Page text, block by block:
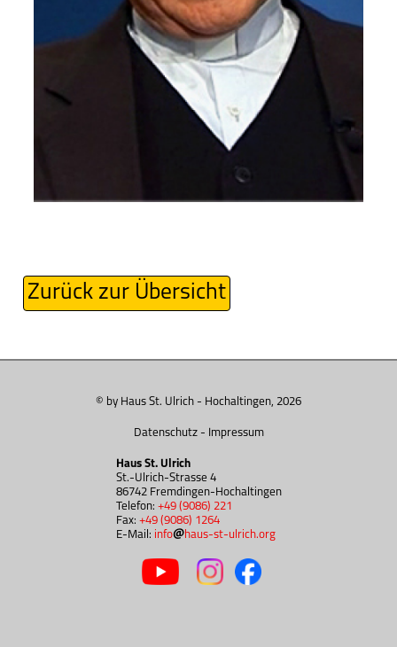
Zurück zur Übersicht
© by Haus St. Ulrich - Hochaltingen, 2026
Datenschutz- Impressum
Haus St. Ulrich
St.-Ulrich-Strasse 4
86742 Fremdingen-Hochaltingen
Telefon: +49 (9086) 221
Fax: +49 (9086) 1264
E-Mail: info haus-st-ulrich.org